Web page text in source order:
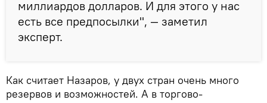
миллиардов долларов. И для этого у нас
есть все предпосылки", — заметил
эксперт.
Как считает Назаров, у двух стран очень много
резервов и возможностей. А в торгово-